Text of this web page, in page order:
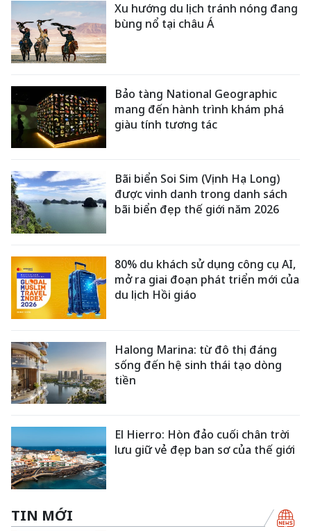
Xu hướng du lịch tránh nóng đang
bùng nổ tại châu Á
Bảo tàng National Geographic
mang đến hành trình khám phá
giàu tính tương tác
Bãi biển Soi Sim (Vịnh Hạ Long)
được vinh danh trong danh sách
bãi biển đẹp thế giới năm 2026
80% du khách sử dụng công cụ AI,
mở ra giai đoạn phát triển mới của
du lịch Hồi giáo
Halong Marina: từ đô thị đáng
sống đến hệ sinh thái tạo dòng
tiền
El Hierro: Hòn đảo cuối chân trời
lưu giữ vẻ đẹp ban sơ của thế giới
TIN MỚI